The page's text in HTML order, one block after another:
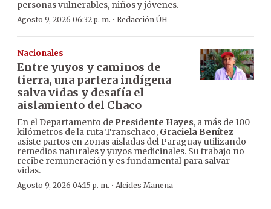
personas vulnerables, niños y jóvenes.
Agosto 9, 2026 06:32 p. m. · Redacción ÚH
Nacionales
Entre yuyos y caminos de
tierra, una partera indígena
salva vidas y desafía el
aislamiento del Chaco
En el Departamento de Presidente Hayes, a más de 100
kilómetros de la ruta Transchaco, Graciela Benítez
asiste partos en zonas aisladas del Paraguay utilizando
remedios naturales y yuyos medicinales. Su trabajo no
recibe remuneración y es fundamental para salvar
vidas.
Agosto 9, 2026 04:15 p. m. · Alcides Manena